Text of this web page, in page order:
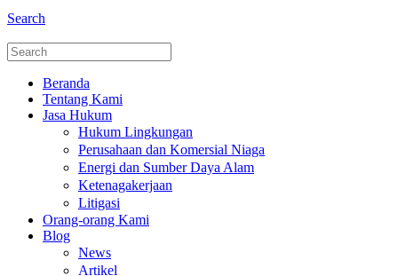
Search
Beranda
Tentang Kami
Jasa Hukum
Hukum Lingkungan
Perusahaan dan Komersial Niaga
Energi dan Sumber Daya Alam
Ketenagakerjaan
Litigasi
Orang-orang Kami
Blog
News
Artikel